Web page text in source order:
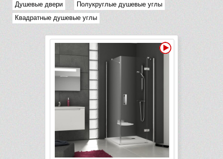
Душевые двери
Полукруглые душевые углы
Квадратные душевые углы